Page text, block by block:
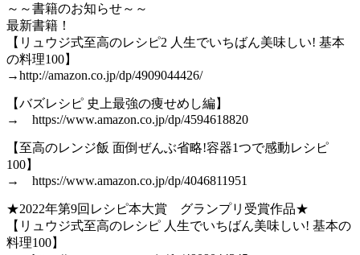
～～書籍のお知らせ～～
最新書籍！
【リュウジ式至高のレシピ2 人生でいちばん美味しい! 基本
の料理100】
→http://amazon.co.jp/dp/4909044426/
【バズレシピ 史上最強の痩せめし編】
→ https://www.amazon.co.jp/dp/4594618820
【至高のレンジ飯 面倒ぜんぶ省略!容器1つで感動レシピ
100】
→ https://www.amazon.co.jp/dp/4046811951
★2022年第9回レシピ本大賞 グランプリ受賞作品★
【リュウジ式至高のレシピ 人生でいちばん美味しい! 基本の
料理100】